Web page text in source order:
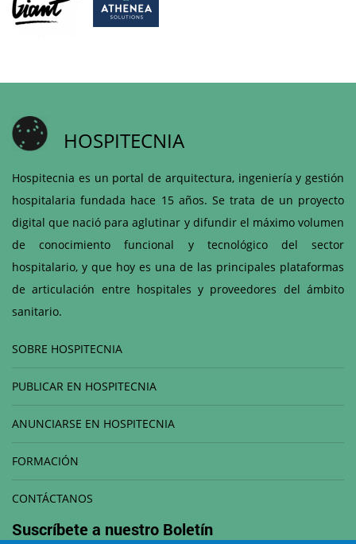
HOSPITECNIA
Hospitecnia es un portal de arquitectura, ingeniería y gestión
hospitalaria fundada hace 15 años. Se trata de un proyecto
digital que nació para aglutinar y difundir el máximo volumen
de conocimiento funcional y tecnológico del sector
hospitalario, y que hoy es una de las principales plataformas
de articulación entre hospitales y proveedores del ámbito
sanitario.
SOBRE HOSPITECNIA
PUBLICAR EN HOSPITECNIA
ANUNCIARSE EN HOSPITECNIA
FORMACIÓN
CONTÁCTANOS
Suscríbete a nuestro Boletín